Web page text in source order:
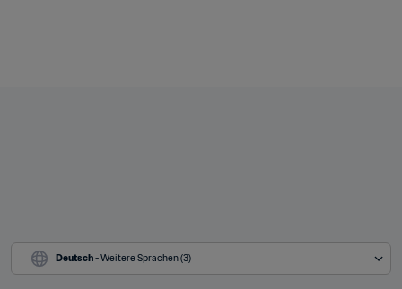
Deutsch - Weitere Sprachen (3)